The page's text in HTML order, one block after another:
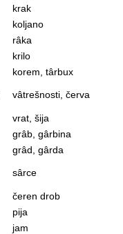
krak
koljano
râka
krilo
korem, târbux
vâtrešnosti, červa
vrat, šija
grâb, gârbina
grâd, gârda
sârce
čeren drob
pija
jam